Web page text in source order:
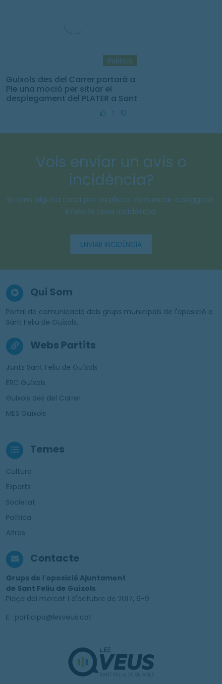
Política
Guíxols des del Carrer portarà a
Ple una moció per situar el
desplegament del PLATER a Sant
Vols enviar un avís o
incidència?
Si tens alguna cosa per explicar, denunciar o suggerir.
Envia la teva incidència.
ENVIAR INCIDÈNCIA
Qui Som
Portal de comunicació dels grups municipals de l'oposició a
Sant Feliu de Guíxols.
Webs Partits
Junts Sant Feliu de Guíxols
ERC Guíxols
Guixols des del Carrer
MES Guíxols
Temes
Cultura
Esports
Societat
Política
Altres
Contacte
Grups de l'oposició Ajuntament
de Sant Feliu de Guíxols
Plaça del mercat 1 d'octubre de 2017, 6-9
E : participa@lesveus.cat